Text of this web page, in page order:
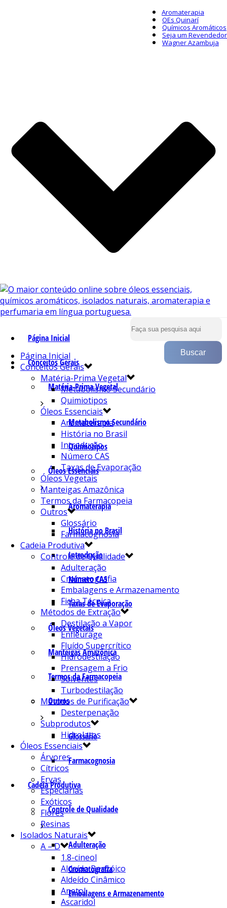
Aromaterapia
OEs Quinarí
Químicos Aromáticos
Seja um Revendedor
Wagner Azambuja
Página Inicial
Conceitos Gerais
Matéria-Prima Vegetal
Metabolismo Secundário
Quimiotipos
Óleos Essenciais
Aromaterapia
História no Brasil
Introdução
Número CAS
Taxas de Evaporação
Óleos Vegetais
Manteigas Amazônica
Termos da Farmacopeia
Outros
Glossário
Farmacognosia
Cadeia Produtiva
Controle de Qualidade
Adulteração
Cromatografia
Embalagens e Armazenamento
Página Inicial
Conceitos Gerais
Matéria-Prima Vegetal
Metabolismo Secundário
Quimiotipos
Óleos Essenciais
Aromaterapia
História no Brasil
Introdução
Número CAS
Taxas de Evaporação
Óleos Vegetais
Manteigas Amazônica
Termos da Farmacopeia
Outros
Glossário
Farmacognosia
Cadeia Produtiva
Controle de Qualidade
Adulteração
Cromatografia
Embalagens e Armazenamento
Ficha Técnica
Métodos de Extração
Destilação a Vapor
Enfleurage
Fluído Supercrítico
Hidrodestilação
Prensagem a Frio
Solventes
Turbodestilação
Métodos de Purificação
Desterpenação
Subprodutos
Hidrolatos
Óleos Essenciais
Árvores
Cítricos
Ervas
Especiarias
Exóticos
Flores
Resinas
Isolados Naturais
A – D
1.8-cineol
Aldeído Benzóico
Aldeído Cinâmico
Anetol
Ascaridol